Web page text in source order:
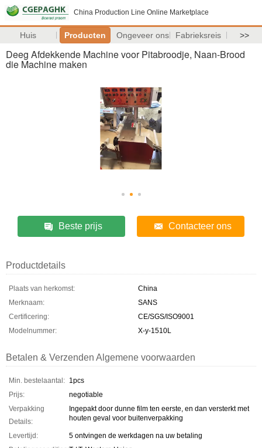
China Production Line Online Marketplace
Huis Producten Ongeveer ons Fabrieksreis >>
Deeg Afdekkende Machine voor Pitabroodje, Naan-Brood
die Machine maken
Beste prijs Contacteer ons
Productdetails
Plaats van herkomst:
China
Merknaam:
SANS
Certificering:
CE/SGS/ISO9001
Modelnummer:
X-y-1510L
Betalen & Verzenden Algemene voorwaarden
Min. bestelaantal: 1pcs
Prijs:
negotiable
Verpakking
Details:
Ingepakt door dunne film ten eerste, en dan versterkt met
houten geval voor buitenverpakking
Levertijd:
5 ontvingen de werkdagen na uw betaling